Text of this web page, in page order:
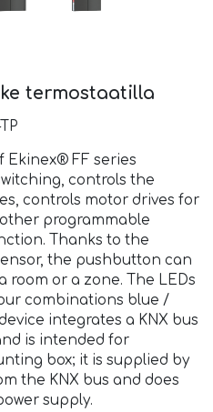
termostaatilla
Ekinex® FF series
controls the
controls motor drives for
programmable
Thanks to the
the pushbutton can
room or a zone. The LEDs
combinations blue /
integrates a KNX bus
is intended for
box; it is supplied by
the KNX bus and does
supply.